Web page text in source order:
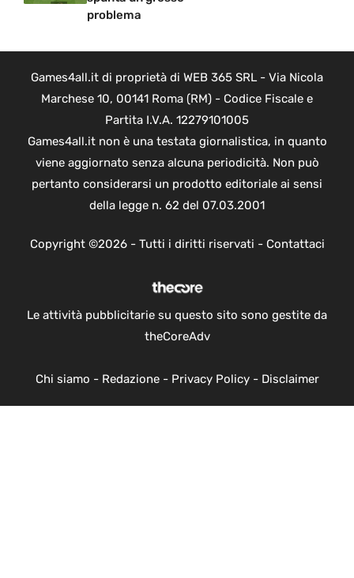
problema
Games4all.it di proprietà di WEB 365 SRL - Via Nicola
Marchese 10, 00141 Roma (RM) - Codice Fiscale e
Partita I.V.A. 12279101005
Games4all.it non è una testata giornalistica, in quanto
viene aggiornato senza alcuna periodicità. Non può
pertanto considerarsi un prodotto editoriale ai sensi
della legge n. 62 del 07.03.2001
Copyright ©2026 - Tutti i diritti riservati - Contattaci
Le attività pubblicitarie su questo sito sono gestite da
theCoreAdv
Chi siamo - Redazione- Privacy Policy- Disclaimer